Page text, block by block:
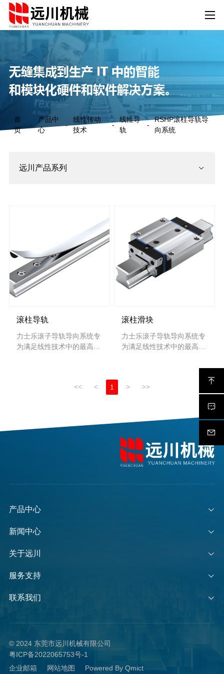
无缝集成到生产 IT 中的智能
和模块化硬件和软件解决方案。
首
页
-
产品中
心
-
线性传动
技术
-
线性导
轨
-
RSHP滚柱导轨导
向系统
远川产品系列
滚柱导轨
力士乐滚子导轨导向系统专
为满足线性技术中的最高精
用于具有极高刚性和承载能
比滑动导轨最多高出
滚柱滑块
力士乐滚子导轨导向系统专
为满足线性技术中的最高精
品系列提供各种精度等级的
用于具有极高刚性和承载能
方面发挥决定性作用，效率
90%。
<< < 1 > >>
产品中心
新闻中心
关于远川
服务支持
联系我们
© 2024 东莞市远川机械有限公司
粤ICP备2022065753号-1
企业邮箱
网站地图 Powered By Qmict